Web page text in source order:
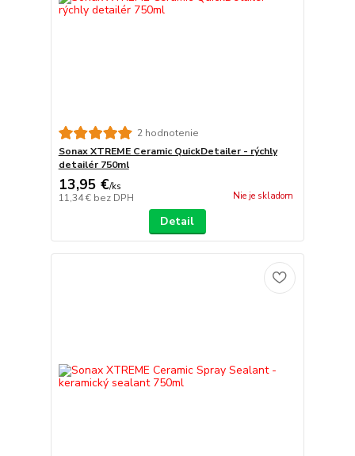
2 hodnotenie
Sonax XTREME Ceramic QuickDetailer - rýchly
detailér 750ml
13,95 €/ks
11,34 € bez DPH Nie je skladom
Detail